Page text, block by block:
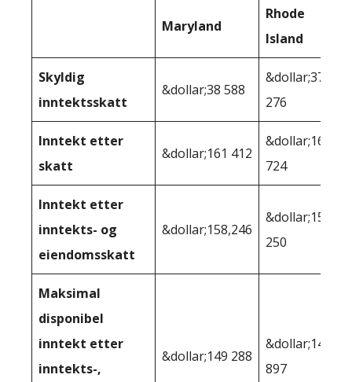
Maryland
Rhode
Island
Skyldig
inntektsskatt
&dollar;38 588
&dollar;37
276
Inntekt etter
skatt
&dollar;161 412
&dollar;162
724
Inntekt etter
inntekts- og
eiendomsskatt
&dollar;158,246
&dollar;158
250
Maksimal
disponibel
inntekt etter
inntekts-,
&dollar;149 288
&dollar;147
897